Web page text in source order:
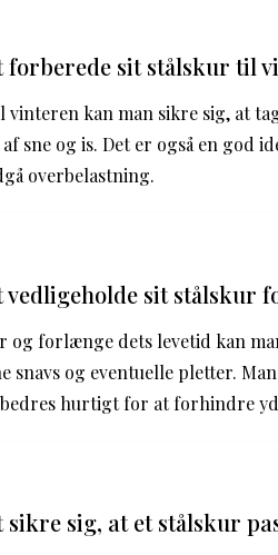
forberede sit stålskur til
vinteren kan man sikre sig, at
sne og is. Det er også en god
overbelastning.
vedligeholde sit stålskur
og forlænge dets levetid kan
snavs og eventuelle pletter.
hurtigt for at forhindre
sig, at et stålskur